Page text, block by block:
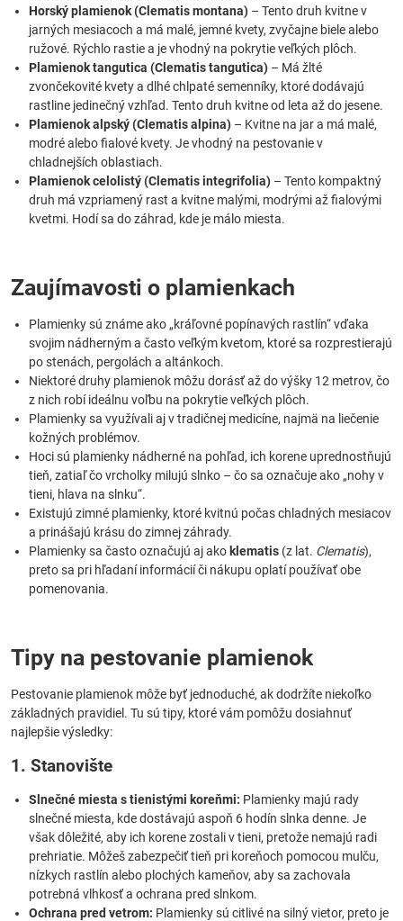
Horský plamienok (Clematis montana) – Tento druh kvitne v
jarných mesiacoch a má malé, jemné kvety, zvyčajne biele alebo
ružové. Rýchlo rastie a je vhodný na pokrytie veľkých plôch.
Plamienok tangutica (Clematis tangutica) – Má žlté
zvončekovité kvety a dlhé chlpaté semenníky, ktoré dodávajú
rastline jedinečný vzhľad. Tento druh kvitne od leta až do jesene.
Plamienok alpský (Clematis alpina) – Kvitne na jar a má malé,
modré alebo fialové kvety. Je vhodný na pestovanie v
chladnejších oblastiach.
Plamienok celolistý (Clematis integrifolia) – Tento kompaktný
druh má vzpriamený rast a kvitne malými, modrými až fialovými
kvetmi. Hodí sa do záhrad, kde je málo miesta.
Zaujímavosti o plamienkach
Plamienky sú známe ako „kráľovné popínavých rastlín“ vďaka
svojim nádherným a často veľkým kvetom, ktoré sa rozprestierajú
po stenách, pergolách a altánkoch.
Niektoré druhy plamienok môžu dorásť až do výšky 12 metrov, čo
z nich robí ideálnu voľbu na pokrytie veľkých plôch.
Plamienky sa využívali aj v tradičnej medicíne, najmä na liečenie
kožných problémov.
Hoci sú plamienky nádherné na pohľad, ich korene uprednostňujú
tieň, zatiaľ čo vrcholky milujú slnko – čo sa označuje ako „nohy v
tieni, hlava na slnku“.
Existujú zimné plamienky, ktoré kvitnú počas chladných mesiacov
a prinášajú krásu do zimnej záhrady.
Plamienky sa často označujú aj ako klematis (z lat. Clematis),
preto sa pri hľadaní informácií či nákupu oplatí používať obe
pomenovania.
Tipy na pestovanie plamienok
Pestovanie plamienok môže byť jednoduché, ak dodržíte niekoľko
základných pravidiel. Tu sú tipy, ktoré vám pomôžu dosiahnuť
najlepšie výsledky:
1. Stanovište
Slnečné miesta s tienistými koreňmi: Plamienky majú rady
slnečné miesta, kde dostávajú aspoň 6 hodín slnka denne. Je
však dôležité, aby ich korene zostali v tieni, pretože nemajú radi
prehriatie. Môžeš zabezpečiť tieň pri koreňoch pomocou mulču,
nízkych rastlín alebo plochých kameňov, aby sa zachovala
potrebná vlhkosť a ochrana pred slnkom.
Ochrana pred vetrom: Plamienky sú citlivé na silný vietor, preto je